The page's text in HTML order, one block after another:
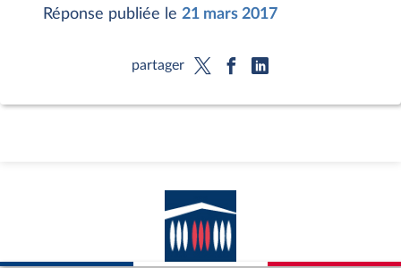
Réponse publiée le 21 mars 2017
partager